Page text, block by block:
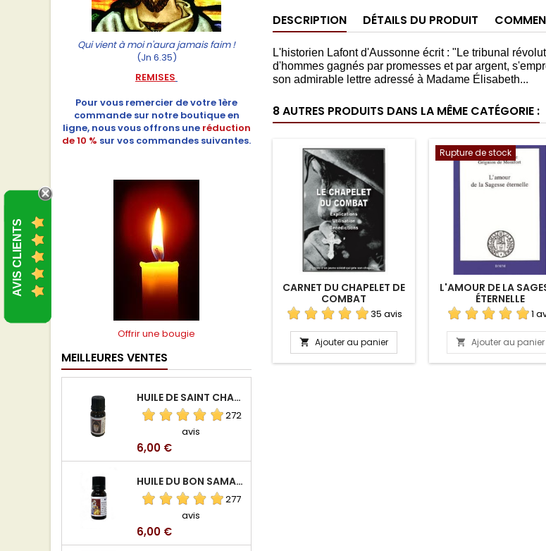
Qui vient à moi n'aura jamais faim !
(Jn 6.35)
REMISES
Pour vous remercier de votre 1ère
commande sur notre boutique en
ligne, nous vous offrons une réduction
de 10 % sur vos commandes suivantes.
Offrir une bougie
MEILLEURES VENTES
HUILE DE SAINT CHARBEL
272
avis
Prix
6,00 €
HUILE DU BON SAMARITAIN
277
avis
Prix
6,00 €
DESCRIPTION DÉTAILS DU PRODUIT
L'historien Lafont d'Aussonne écrit : "Le tribunal
d'hommes gagnés par promesses et par argent,
son admirable lettre adressé à Madame Élisabeth...
8 AUTRES PRODUITS DANS LA MÊME CATÉGORIE :
CARNET DU CHAPELET DE
COMBAT
35 avis
 Ajouter au panier
Rupture de stock
L'AMOUR DE LA
ÉTERNELLE
1
 Ajouter au panier
AVIS CLIENTS